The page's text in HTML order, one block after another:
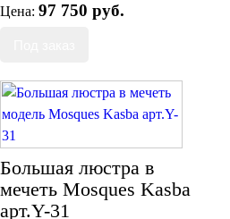
Цена: 97 750 руб.
Большая люстра в
мечеть Mosques Kasba
арт.Y-31